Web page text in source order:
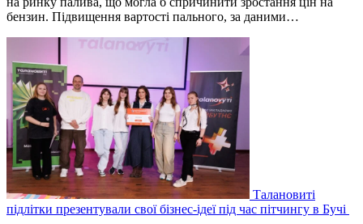
бензин. Підвищення вартості пального, за даними…
Талановиті
підлітки презентували свої бізнес-ідеї під час пітчингу в Бучі